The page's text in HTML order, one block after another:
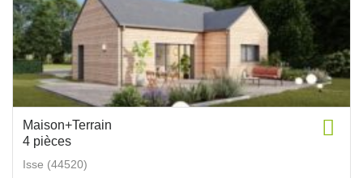
Maison+Terrain
4 pièces
Isse (44520)